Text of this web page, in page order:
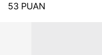
53 PUAN